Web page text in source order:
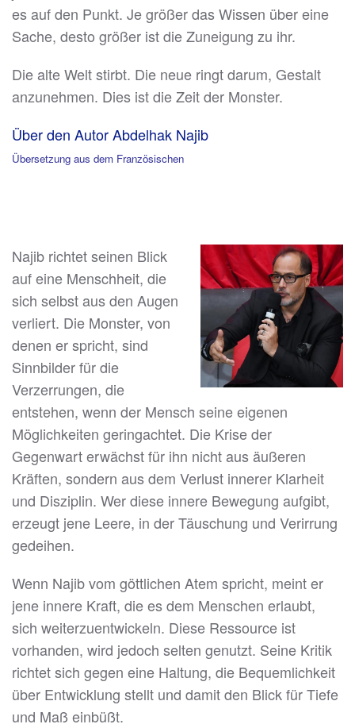
es auf den Punkt. Je größer das Wissen über eine
Sache, desto größer ist die Zuneigung zu ihr.
Die alte Welt stirbt. Die neue ringt darum, Gestalt
anzunehmen. Dies ist die Zeit der Monster.
Über den Autor Abdelhak Najib
Übersetzung aus dem Französischen
Najib richtet seinen Blick
auf eine Menschheit, die
sich selbst aus den Augen
verliert. Die Monster, von
denen er spricht, sind
Sinnbilder für die
Verzerrungen, die
entstehen, wenn der Mensch seine eigenen
Möglichkeiten geringachtet. Die Krise der
Gegenwart erwächst für ihn nicht aus äußeren
Kräften, sondern aus dem Verlust innerer Klarheit
und Disziplin. Wer diese innere Bewegung aufgibt,
erzeugt jene Leere, in der Täuschung und Verirrung
gedeihen.
Wenn Najib vom göttlichen Atem spricht, meint er
jene innere Kraft, die es dem Menschen erlaubt,
sich weiterzuentwickeln. Diese Ressource ist
vorhanden, wird jedoch selten genutzt. Seine Kritik
richtet sich gegen eine Haltung, die Bequemlichkeit
über Entwicklung stellt und damit den Blick für Tiefe
und Maß einbüßt.